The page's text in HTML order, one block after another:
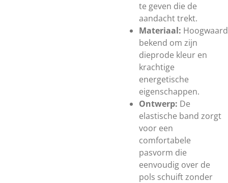
te geven die de
aandacht trekt.
Materiaal:
bekend om zijn
dieprode kleur en
krachtige
energetische
eigenschappen.
Ontwerp: De
elastische band zorgt
voor een
comfortabele
pasvorm die
eenvoudig over de
pols schuift zonder